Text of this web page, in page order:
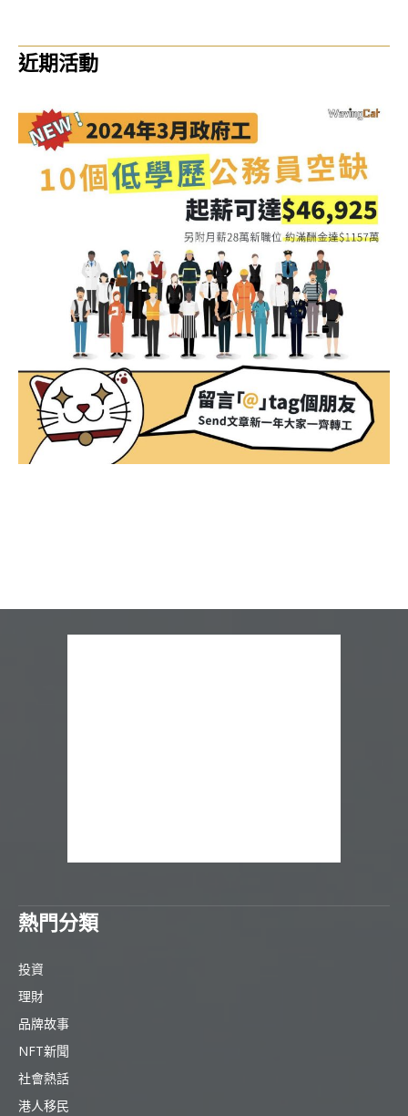
近期活動
熱門分類
投資
理財
品牌故事
NFT新聞
社會熱話
港人移民